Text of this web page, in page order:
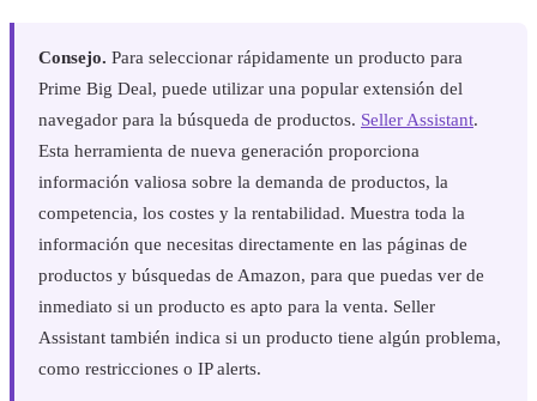
Consejo. Para seleccionar rápidamente un producto para
Prime Big Deal, puede utilizar una popular extensión del
navegador para la búsqueda de productos. Seller Assistant.
Esta herramienta de nueva generación proporciona
información valiosa sobre la demanda de productos, la
competencia, los costes y la rentabilidad. Muestra toda la
información que necesitas directamente en las páginas de
productos y búsquedas de Amazon, para que puedas ver de
inmediato si un producto es apto para la venta. Seller
Assistant también indica si un producto tiene algún problema,
como restricciones o IP alerts.